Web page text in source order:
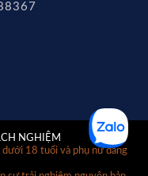
NGHIỆM
dưới 18 tuổi và phụ nữ đang